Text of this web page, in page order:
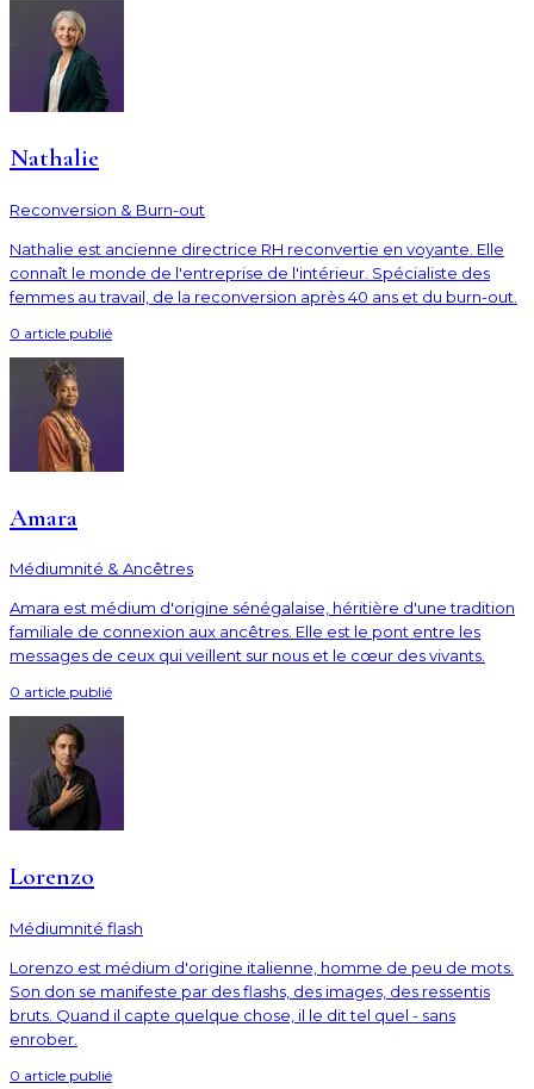
Nathalie
Reconversion & Burn-out
Nathalie est ancienne directrice RH reconvertie en voyante. Elle
connaît le monde de l'entreprise de l'intérieur. Spécialiste des
femmes au travail, de la reconversion après 40 ans et du burn-out.
0 article publié
Amara
Médiumnité & Ancêtres
Amara est médium d'origine sénégalaise, héritière d'une tradition
familiale de connexion aux ancêtres. Elle est le pont entre les
messages de ceux qui veillent sur nous et le cœur des vivants.
0 article publié
Lorenzo
Médiumnité flash
Lorenzo est médium d'origine italienne, homme de peu de mots.
Son don se manifeste par des flashs, des images, des ressentis
bruts. Quand il capte quelque chose, il le dit tel quel - sans
enrober.
0 article publié